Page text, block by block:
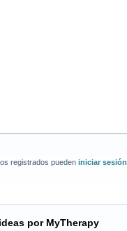
registrados pueden iniciar sesión
por MyTherapy